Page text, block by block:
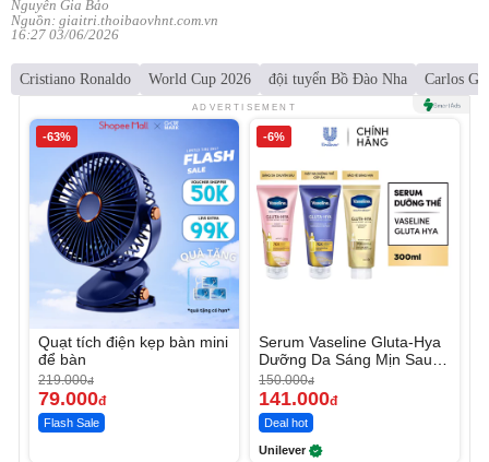
Nguyễn Gia Bảo
Nguồn: giaitri.thoibaovhnt.com.vn
16:27 03/06/2026
Cristiano Ronaldo World Cup 2026 đội tuyển Bồ Đào Nha Carlos
ADVERTISEMENT
-63%
Quạt tích điện kẹp bàn mini
để bàn
219.000đ
79.000đ
Flash Sale
-6%
Serum Vaseline Gluta-Hya
Dưỡng Da Sáng Mịn Sau 7
Ngày
150.000đ
141.000đ
Deal hot
Unilever